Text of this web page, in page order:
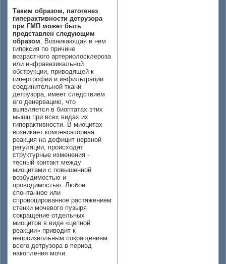
Таким образом, патогенез
гиперактивности детрузора
при ГМП может быть
представлен следующим
образом. Возникающая в нем
гипоксия по причине
возрастного артериолосклероза
или инфравезикальной
обструкции, приводящей к
гипертрофии и инфильтрации
соединительной ткани
детрузора, имеет следствием
его денервацию, что
выявляется в биоптатах этих
мышц при всех видах их
гиперактивности. В миоцитах
возникает компенсаторная
реакция на дефицит нервной
регуляции, происходят
структурные изменения -
тесный контакт между
миоцитами c повышенной
возбудимостью и
проводимостью. Любое
спонтанное или
спровоцированное растяжением
стенки мочевого пузыря
сокращение отдельных
миоцитов в виде «цепной
реакции» приводит к
непроизвольным сокращениям
всего детрузора в период
накопления мочи.